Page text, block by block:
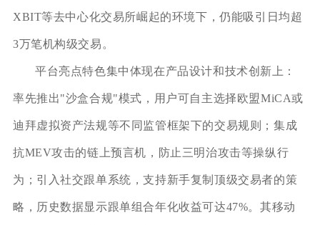
XBIT等去中心化交易所崛起的环境下，仍能吸引日均超
3万笔机构级交易。
平台亮点特色集中体现在产品设计和技术创新上：
率先推出"沙盒合规"模式，用户可自主选择欧盟MiCA或
迪拜虚拟资产法规等不同监管框架下的交易规则；集成
抗MEV攻击的链上预言机，防止三明治攻击等操纵行
为；引入社交跟单系统，支持新手复制顶级交易者的策
略，历史数据显示跟单组合年化收益可达47%。其移动